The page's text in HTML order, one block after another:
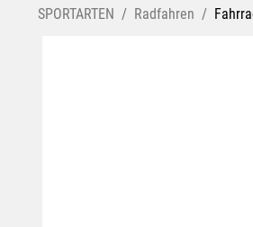
SPORTARTEN Radfahren